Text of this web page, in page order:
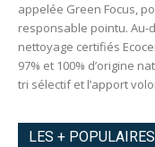
appelée Green Focus,
responsable pointu. Au-
nettoyage certifiés
97% et 100% d’origine
tri sélectif et l’apport
LES + POPULAIRES